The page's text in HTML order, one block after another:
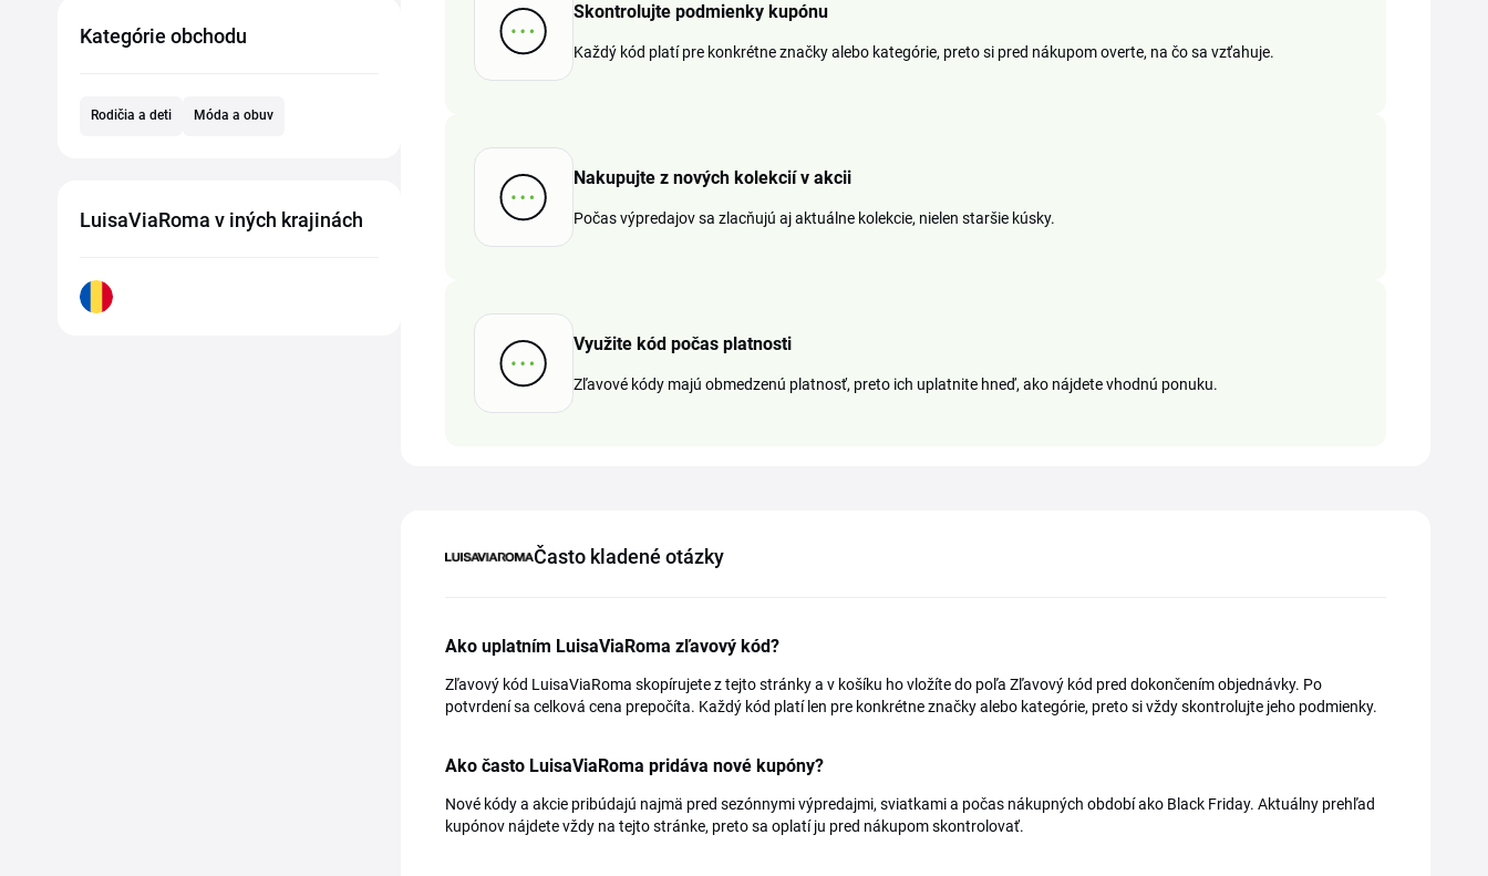
Kategórie obchodu
Rodičia a deti Móda a obuv
LuisaViaRoma v iných krajinách
Skontrolujte podmienky kupónu
Každý kód platí pre konkrétne značky alebo kategórie, preto si pred nákupom overte, na čo sa vzťahuje.
Nakupujte z nových kolekcií v akcii
Počas výpredajov sa zlacňujú aj aktuálne kolekcie, nielen staršie kúsky.
Využite kód počas platnosti
Zľavové kódy majú obmedzenú platnosť, preto ich uplatnite hneď, ako nájdete vhodnú ponuku.
Často kladené otázky
Ako uplatním LuisaViaRoma zľavový kód?
Zľavový kód LuisaViaRoma skopírujete z tejto stránky a v košíku ho vložíte do poľa Zľavový kód pred dokončením objednávky. Po
potvrdení sa celková cena prepočíta. Každý kód platí len pre konkrétne značky alebo kategórie, preto si vždy skontrolujte jeho podmienky.
Ako často LuisaViaRoma pridáva nové kupóny?
Nové kódy a akcie pribúdajú najmä pred sezónnymi výpredajmi, sviatkami a počas nákupných období ako Black Friday. Aktuálny prehľad
kupónov nájdete vždy na tejto stránke, preto sa oplatí ju pred nákupom skontrolovať.